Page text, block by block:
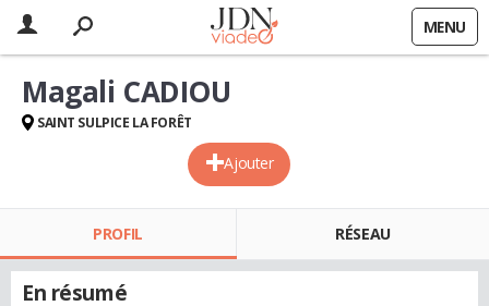
MENU
Ajouter
Magali CADIOU
SAINT SULPICE LA FORÊT
PROFIL RÉSEAU
En résumé